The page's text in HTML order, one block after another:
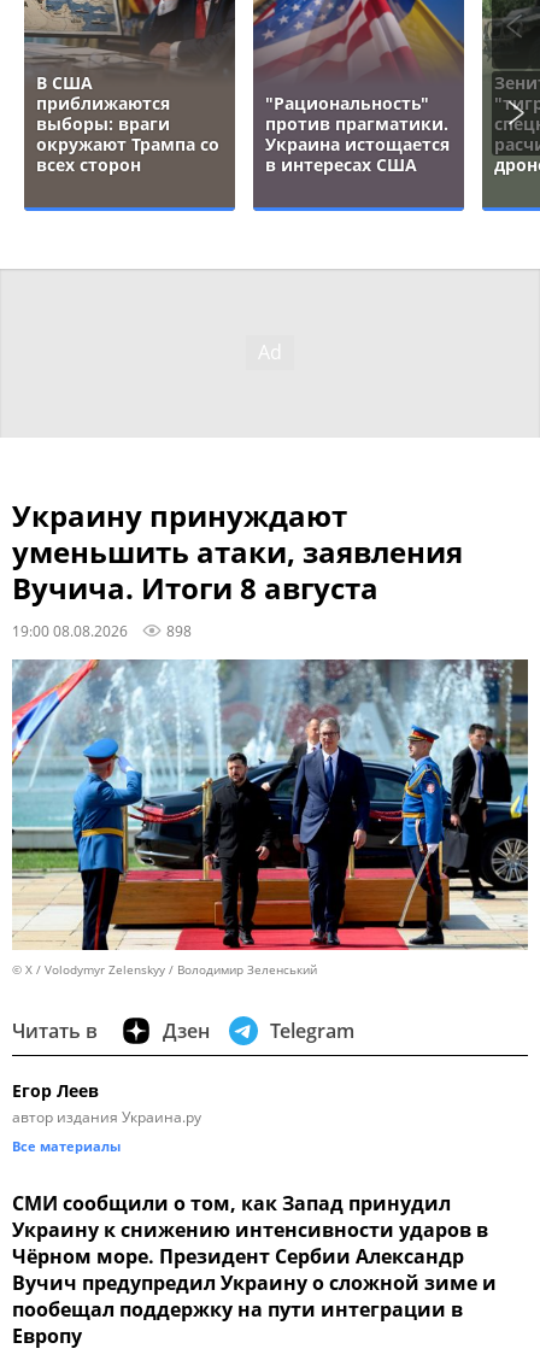
В США
приближаются
выборы: враги
окружают Трампа со
всех сторон
"Рациональность"
против прагматики.
Украина истощается
в интересах США
Украину принуждают
уменьшить атаки, заявления
Вучича. Итоги 8 августа
19:00 08.08.2026 898
© X / Volodymyr Zelenskyy / Володимир Зеленський
Читать в Дзен Telegram
Егор Леев
автор издания Украина.ру
Все материалы
СМИ сообщили о том, как Запад принудил
Украину к снижению интенсивности ударов в
Чёрном море. Президент Сербии Александр
Вучич предупредил Украину о сложной зиме и
пообещал поддержку на пути интеграции в
Европу